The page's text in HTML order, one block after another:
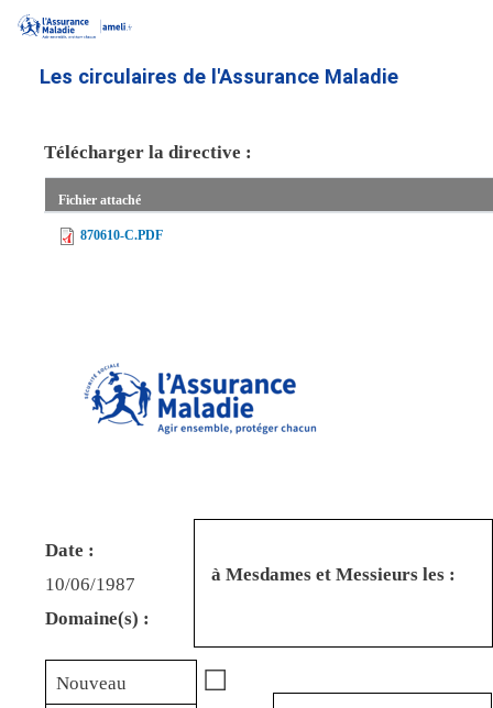
contenu
Les circulaires de l'Assurance Maladie
Télécharger la directive :
Fichier attaché
870610-C.PDF
Date :
10/06/1987
Domaine(s) :
à Mesdames et Messieurs les :
Nouveau ☐